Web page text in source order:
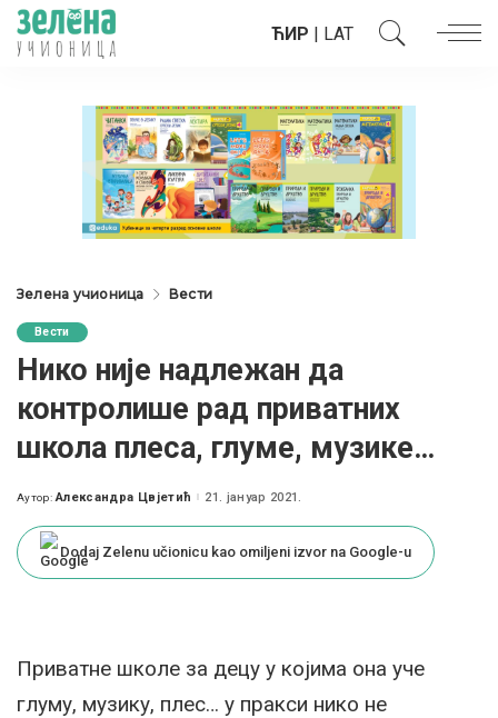
ЋИР | LAT
Зелена учионица Вести
Вести
Нико није надлежан да
контролише рад приватних
школа плеса, глуме, музике…
Posted
Аутор: Александра Цвјетић 21. јануар 2021.
Dodaj Zelenu učionicu kao omiljeni izvor na Google-u
Приватне школе за децу у којима она уче
глуму, музику, плес… у пракси нико не